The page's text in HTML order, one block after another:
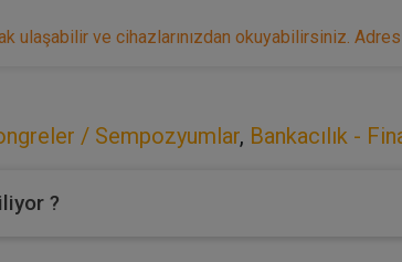
ulaşabilir ve cihazlarınızdan okuyabilirsiniz.
/ Sempozyumlar, Bankacılık -
?